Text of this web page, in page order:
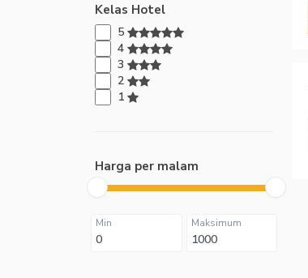
Kelas Hotel
5
4
3
2
1
Harga per malam
Min Maksimum